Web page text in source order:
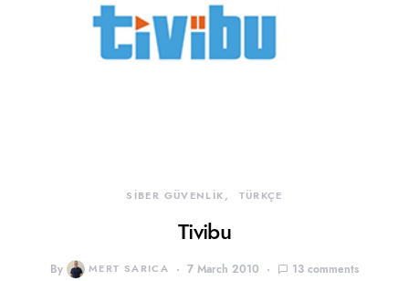
SİBER GÜVENLİK TÜRKÇE
Tivibu
By MERT SARICA 7 March 2010 13 comments